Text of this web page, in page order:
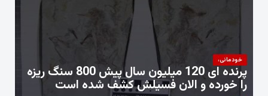
خودمانی،
پرنده ای 120 میلیون سال پیش 800 سنگ ریزه
را خورده و الان فسیلش کشف شده است